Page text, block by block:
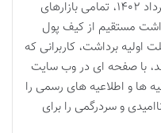
از زمان اعلام تعطیلی هات بیت در خرداد ۱۴۰۲، تمامی بازارهای
مستقیم از کیف پول
اولیه برداشت، کاربرانی که
با صفحه ای در وب سایت
ها و اطلاعیه های رسمی را
و سردرگمی را برای